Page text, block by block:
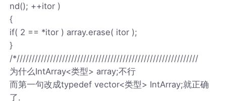
nd(); ++itor )
{
if( 2 == *itor ) array.erase( itor );
}
/*////////////////////////////////////////////////////////////
为什么IntArray<类型> array;不行
而第一句改成typedef vector<类型> IntArray;就正确
了.